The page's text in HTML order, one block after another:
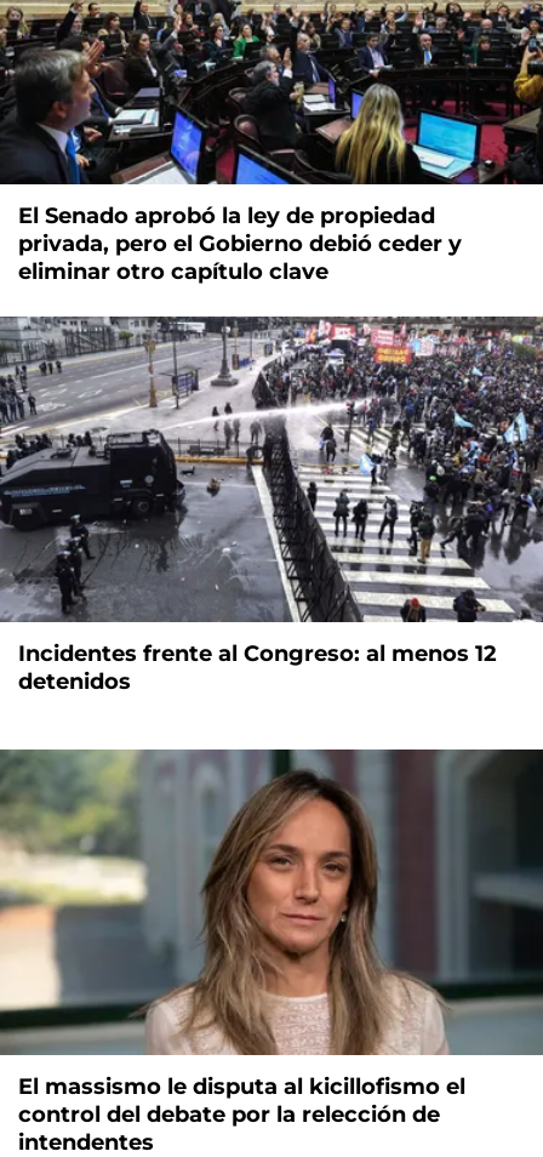
El Senado aprobó la ley de propiedad
privada, pero el Gobierno debió ceder y
eliminar otro capítulo clave
Incidentes frente al Congreso: al menos 12
detenidos
El massismo le disputa al kicillofismo el
control del debate por la relección de
intendentes